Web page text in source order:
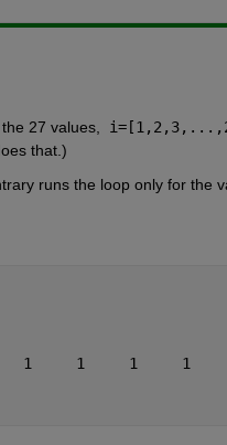
27 values,
that.)
runs the loop only for the
1     1     1     1